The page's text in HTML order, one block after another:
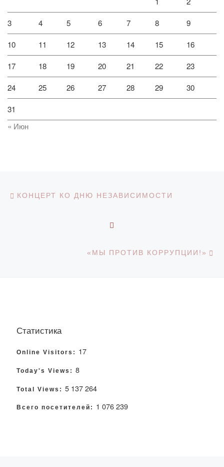
3 4 5 6 7 8 9
10 11 12 13 14 15 16
17 18 19 20 21 22 23
24 25 26 27 28 29 30
31
« Июн
Навигация по записям
КОНЦЕРТ КО ДНЮ НЕЗАВИСИМОСТИ
«МЫ ПРОТИВ КОРРУПЦИИ!»
Статистика
Online Visitors: 17
Today's Views: 8
Total Views: 5 137 264
Всего посетителей: 1 076 239